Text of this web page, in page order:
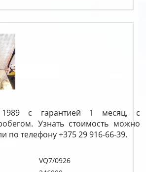
1989 с гарантией 1 месяц, с
Узнать стоимость можно
по телефону +375 29 916-66-39.
VQ7/0926